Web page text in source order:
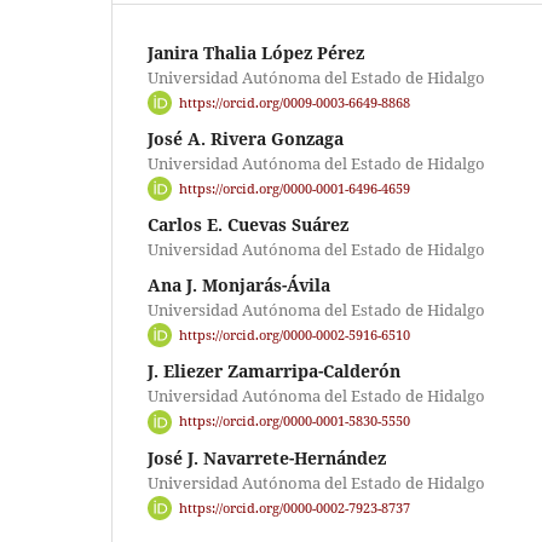
Janira Thalia López Pérez
Universidad Autónoma del Estado de Hidalgo
https://orcid.org/0009-0003-6649-8868
José A. Rivera Gonzaga
Universidad Autónoma del Estado de Hidalgo
https://orcid.org/0000-0001-6496-4659
Carlos E. Cuevas Suárez
Universidad Autónoma del Estado de Hidalgo
Ana J. Monjarás-Ávila
Universidad Autónoma del Estado de Hidalgo
https://orcid.org/0000-0002-5916-6510
J. Eliezer Zamarripa-Calderón
Universidad Autónoma del Estado de Hidalgo
https://orcid.org/0000-0001-5830-5550
José J. Navarrete-Hernández
Universidad Autónoma del Estado de Hidalgo
https://orcid.org/0000-0002-7923-8737